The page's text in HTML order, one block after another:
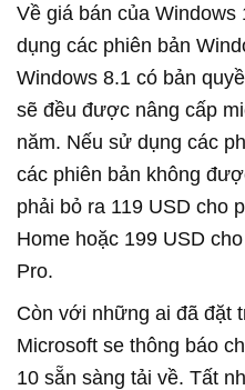
Về giá bán của
dụng các phiên bản
Windows 8.1 có bản
sẽ đều được nâng cấp
năm. Nếu sử dụng các
các phiên bản không
phải bỏ ra 119 USD cho
Home hoặc 199 USD
Pro.
Còn với những ai đã đặt
Microsoft se thông báo
10 sẵn sàng tải về. Tất